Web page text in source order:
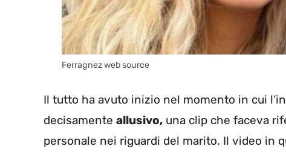
Ferragnez web source
Il tutto ha avuto inizio nel momento in cui
decisamente allusivo, una clip che faceva
personale nei riguardi del marito. Il video in